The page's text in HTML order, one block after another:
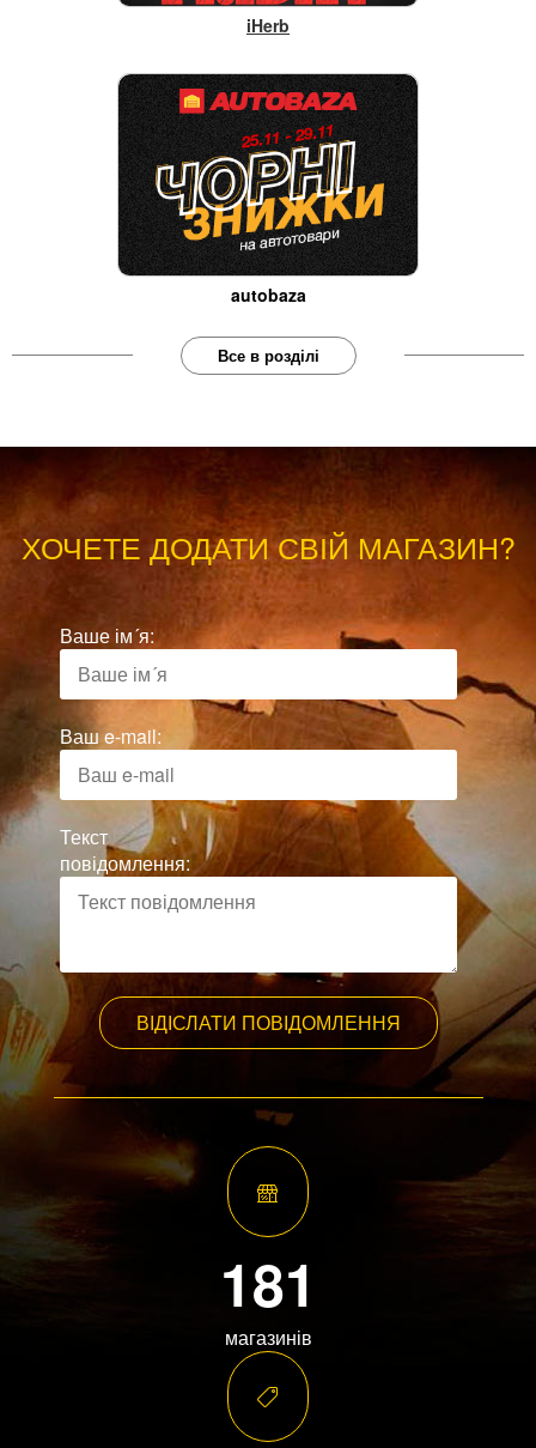
iHerb
autobaza
Все в розділі
ХОЧЕТЕ ДОДАТИ СВІЙ МАГАЗИН?
Ваше ім´я:
Ваш e-mail:
Текст
повідомлення:
ВІДІСЛАТИ ПОВІДОМЛЕННЯ
181
магазинів